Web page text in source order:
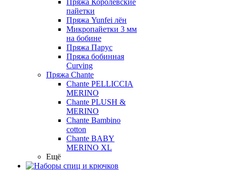
Пряжа Королевские
пайетки
Пряжа Yunfei лён
Микропайетки 3 мм
на бобине
Пряжа Парус
Пряжа бобинная
Curving
Пряжа Chante
Chante PELLICCIA
MERINO
Chante PLUSH &
MERINO
Chante Bambino
cotton
Chante BABY
MERINO XL
Ещё